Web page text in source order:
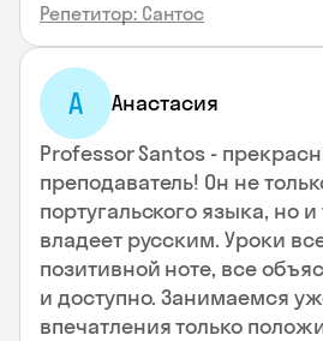
Репетитор: Сантос
А Анастасия
Professor Santos -
преподаватель! Он не
португальского языка, но
владеет русским. Уроки
позитивной ноте, все
и доступно. Занимаемся
впечатления только